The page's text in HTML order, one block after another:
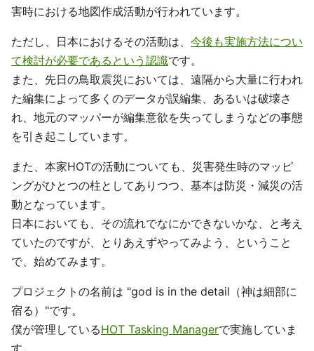
害時における地図作成活動が行われています。
ただし、日本におけるその活動は、 今後も実施方法につい
て検討が必要であるという認識です。
また、先日の鳥取震災においては、遠隔から大量に行われ
た編集によって多くのデータが誤編集、あるいは破壊さ
れ、地元のマッパーが編集意欲を失ってしまうなどの事態
を引き起こしています。
また、本家HOTの活動についても、災害発生時のマッピ
ングがひとつの柱としてありつつ、基本は防災・減災の活
動となっています。
日本においても、その流れでなにかできないかな、と考え
ていたのですが、とりあえずやってみよう、ということ
で、始めてみます。
プロジェクトの名前は "god is in the detail（神は細部に
宿る）"です。
僕が管理しているHOT Tasking Managerで実施していま
す。